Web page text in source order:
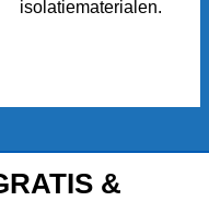
isolatiematerialen.
&